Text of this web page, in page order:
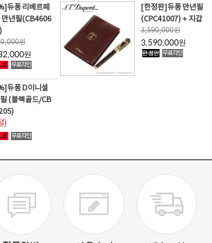
듀퐁 리베르떼
만년필(CB4606
원
원
[한정판]듀퐁 만년필
(CPC41007) + 지갑
3,590,000원
3,590,000원
듀퐁 D이니셜
(블랙골드/CB
)